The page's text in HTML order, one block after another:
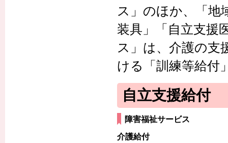
ス」のほか、「地
装具」「自立支援
ス」は、介護の支
ける「訓練等給付
自立支援給付
障害福祉サービス
介護給付